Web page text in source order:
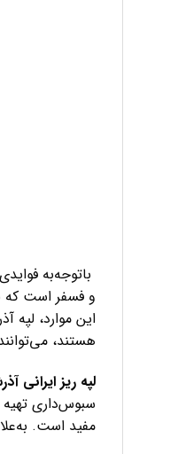
باتوجه‌به
و فسفر است که
این موارد،
هستند،
لپه ریز ایرانی
سبوس‌داری تهیه
مفید است.